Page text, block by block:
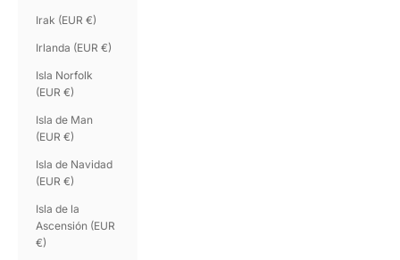
Irak (EUR €)
Irlanda (EUR €)
Isla Norfolk
(EUR €)
Isla de Man
(EUR €)
Isla de Navidad
(EUR €)
Isla de la
Ascensión (EUR
€)